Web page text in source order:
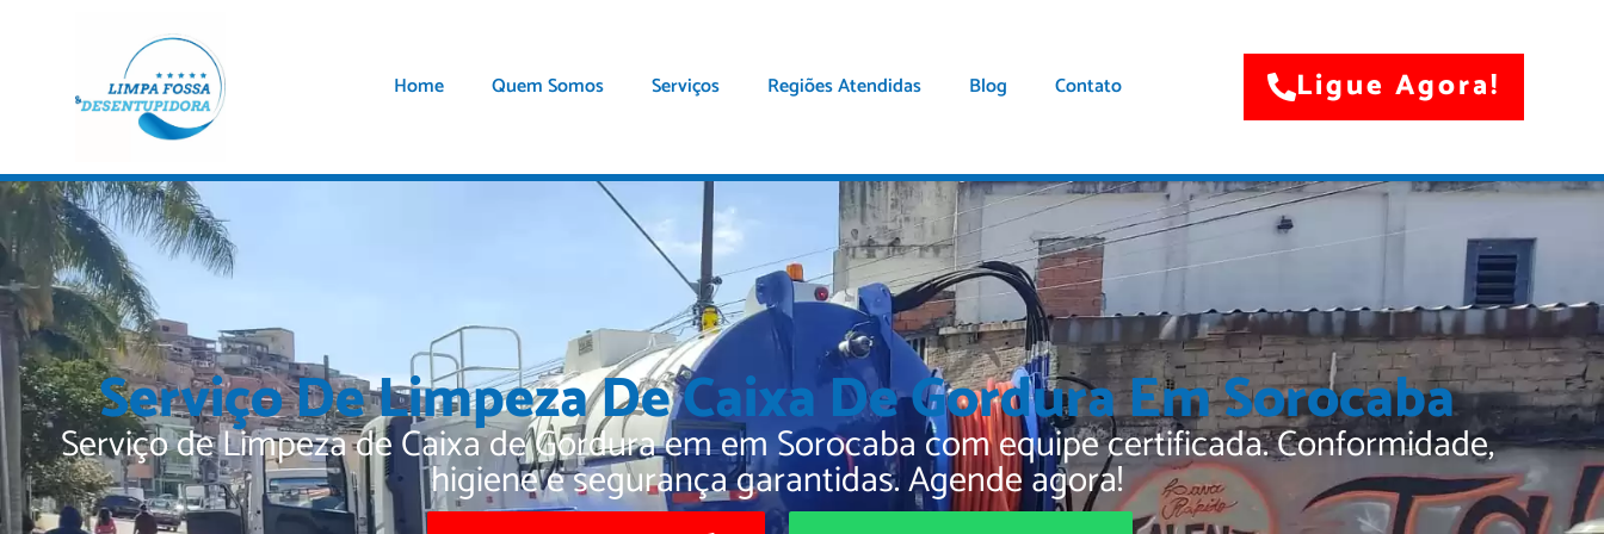
Home Quem Somos Serviços Regiões Atendidas Blog Contato Ligue Agora!
Serviço De Limpeza De Caixa De Gordura Em Sorocaba
Serviço de Limpeza de Caixa de Gordura em em Sorocaba com equipe certificada. Conformidade,
higiene e segurança garantidas. Agende agora!